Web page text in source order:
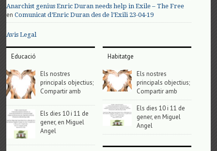
Anarchist genius Enric Duran needs help in Exile – The Free
enComunicat d’Enric Duran des de l’Exili 23-04-19
Avis Legal
Educació
Els nostres
principals objectius;
Compartir amb
Els dies 10 i 11 de
gener, en Miguel
Angel
Habitatge
Els nostres
principals objectius;
Compartir amb
Els dies 10 i 11 de
gener, en Miguel
Angel